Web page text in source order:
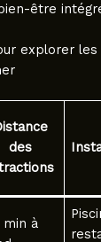
être
explorer
des
min à